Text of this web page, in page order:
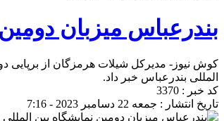
بندرعباس میزبان
کوش نیوز- مدیرکل شیلات هرمزگان از برپایی
المللی بندرعباس خبر داد.
کد خبر : 3370
تاریخ انتشار : جمعه 22 دسامبر 2023 - 7:16